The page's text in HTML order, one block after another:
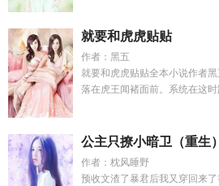
就要和虎虎贴贴
作者：黑五
就要和虎虎贴贴全本小说作者
落在虎王闻褚面前。系统在这
公主只撩小暗卫（重生）
作者：枕风睡野
预收文渣了暴君后我又穿回来